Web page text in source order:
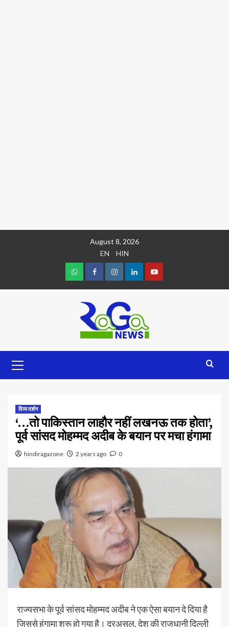
August 8, 2026
EN
HIN
दिव्य दर्शन
‘…तो पाकिस्तान लाहौर नहीं लखनऊ तक होता’,
पूर्व सांसद मोहम्मद अदीब के बयान पर मचा हंगामा
hindiragazone 2 years ago 0
राज्यसभा के पूर्व सांसद मोहम्मद अदीब ने एक ऐसा बयान दे दिया है
जिससे हंगामा शुरू हो गया है। दरअसल, देश की राजधानी दिल्ली